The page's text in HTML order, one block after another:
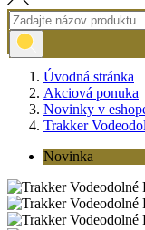
Úvodná stránka
Akciová ponuka
Novinky v
Trakker
Novinka